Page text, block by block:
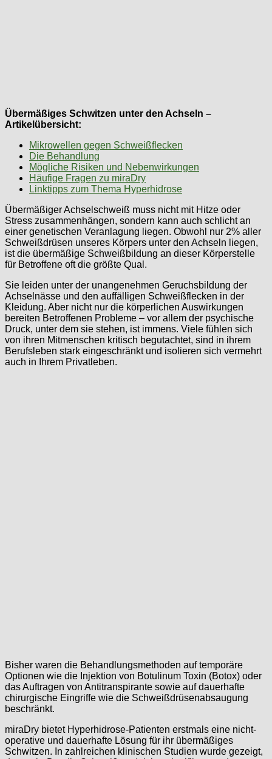
Übermäßiges Schwitzen unter den Achseln –
Artikelübersicht:
Mikrowellen gegen Schweißflecken
Die Behandlung
Mögliche Risiken und Nebenwirkungen
Häufige Fragen zu miraDry
Linktipps zum Thema Hyperhidrose
Übermäßiger Achselschweiß muss nicht mit Hitze oder
Stress zusammenhängen, sondern kann auch schlicht an
einer genetischen Veranlagung liegen. Obwohl nur 2% aller
Schweißdrüsen unseres Körpers unter den Achseln liegen,
ist die übermäßige Schweißbildung an dieser Körperstelle
für Betroffene oft die größte Qual.
Sie leiden unter der unangenehmen Geruchsbildung der
Achselnässe und den auffälligen Schweißflecken in der
Kleidung. Aber nicht nur die körperlichen Auswirkungen
bereiten Betroffenen Probleme – vor allem der psychische
Druck, unter dem sie stehen, ist immens. Viele fühlen sich
von ihren Mitmenschen kritisch begutachtet, sind in ihrem
Berufsleben stark eingeschränkt und isolieren sich vermehrt
auch in Ihrem Privatleben.
Bisher waren die Behandlungsmethoden auf temporäre
Optionen wie die Injektion von Botulinum Toxin (Botox) oder
das Auftragen von Antitranspirante sowie auf dauerhafte
chirurgische Eingriffe wie die Schweißdrüsenabsaugung
beschränkt.
miraDry bietet Hyperhidrose-Patienten erstmals eine nicht-
operative und dauerhafte Lösung für ihr übermäßiges
Schwitzen. In zahlreichen klinischen Studien wurde gezeigt,